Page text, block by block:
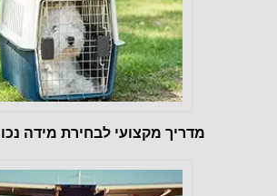
מדריך מקצועי לבחירת מידה